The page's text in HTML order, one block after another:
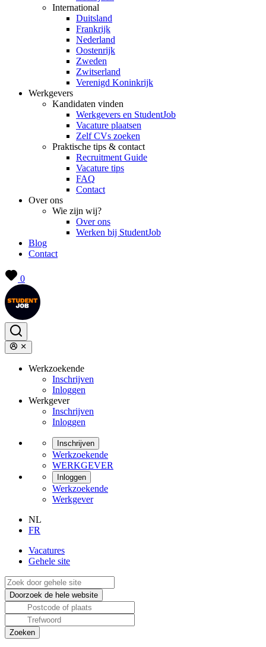
International
Duitsland
Frankrijk
Nederland
Oostenrijk
Zweden
Zwitserland
Verenigd Koninkrijk
Werkgevers
Kandidaten vinden
Werkgevers en StudentJob
Vacature plaatsen
Zelf CVs zoeken
Praktische tips & contact
Recruitment Guide
Vacature tips
FAQ
Contact
Over ons
Wie zijn wij?
Over ons
Werken bij StudentJob
Blog
Contact
0
Werkzoekende
Inschrijven
Inloggen
Werkgever
Inschrijven
Inloggen
Inschrijven
Werkzoekende
WERKGEVER
Inloggen
Werkzoekende
Werkgever
NL
FR
Vacatures
Gehele site